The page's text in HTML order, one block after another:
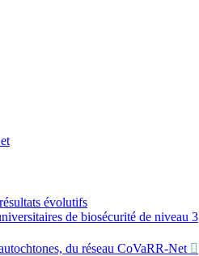
évolutifs
de biosécurité de niveau 3
du réseau CoVaRR-Net